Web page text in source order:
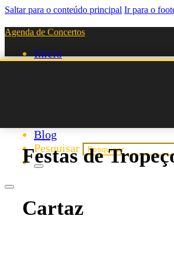
Saltar para o conteúdo principal Ir para o
Agenda de Concertos
Início
Blog
Pesquisar
Festas de
Cartaz